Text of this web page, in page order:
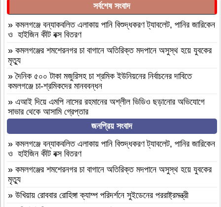
সর্বশেষ সংবাদ
» কমলগঞ্জে বন্যাকবলিত এলাকায় পানি বিশুদ্ধকরণ ট্যাবলেট, পানির জারিকেন
ও হাইজিন কীট বক্স বিতরণ
» কমলগঞ্জের শমশেরনগর চা বাগানে অতিরিক্ত মদপানে অসুস্থ হয়ে যুবকের
মৃত্যু
»দৈনিক ৫০০ টাকা মজুরিসহ চা শ্রমিক ইউনিয়নের নির্বাচনের দাবিতে
কমলগঞ্জে চা-শ্রমিকদের মানববন্ধন
» এআই দিয়ে এমপি নাসের রহমানের অশ্লীল ভিডিও ছড়ানোর অভিযোগে
সাভার থেকে আসামি গ্রেপ্তার
বগুড়া আদমদীঘি ১শ পিস ট্যাপেন্টাডলসহ একজন গ্রেফতার
» বগুড়া আদমদীঘি’র ছাতিয়ানগ্রামে সাংসদ মহিত তালুকদার-কে সংবর্ধনা
প্রদান
» কমলগঞ্জে এমপি হাজী মুজিবকে নাগরিক সংবর্ধনা
»আন্তর্জাতিক আদিবাসী দিবস ২০২৬: বাংলাদেশের আদিবাসীদের দূর্গম
পথচলা
জনপ্রিয় সংবাদ
» কমলগঞ্জে বন্যাকবলিত এলাকায় পানি বিশুদ্ধকরণ ট্যাবলেট, পানির জারিকেন
ও হাইজিন কীট বক্স বিতরণ
» কমলগঞ্জের শমশেরনগর চা বাগানে অতিরিক্ত মদপানে অসুস্থ হয়ে যুবকের
মৃত্যু
» উখিয়ায় রোববার রোহিঙ্গা ক্যাম্প পরিদর্শনে সুইডেনের পররাষ্ট্রমন্ত্রী